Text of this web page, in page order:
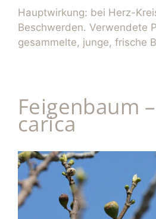
Hauptwirkung: bei Herz-
Beschwerden. Verwendete
gesammelte, junge, frische
Feigenbaum
carica